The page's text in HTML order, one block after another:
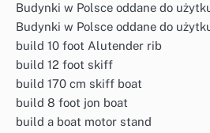
Budynki w Polsce oddane do
Budynki w Polsce oddane do
build 10 foot Alutender rib
build 12 foot skiff
build 170 cm skiff boat
build 8 foot jon boat
build a boat motor stand